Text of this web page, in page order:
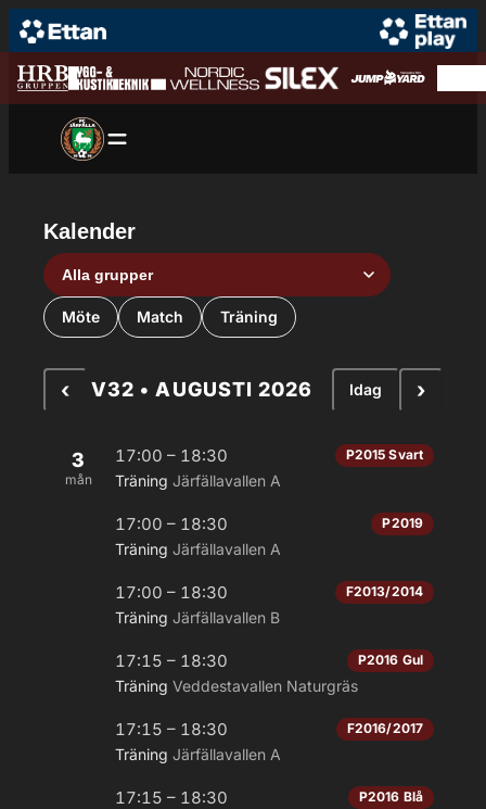
Hoppa till innehåll
Hoppa
till
innehåll
Kalender
Grupp
Aktivitetstyp
Möte Match Träning
‹ V32 • AUGUSTI 2026 Idag ›
3
mån
17:00 – 18:30 P2015 Svart
Träning Järfällavallen A
17:00 – 18:30 P2019
Träning Järfällavallen A
17:00 – 18:30 F2013/2014
Träning Järfällavallen B
17:15 – 18:30 P2016 Gul
Träning Veddestavallen Naturgräs
17:15 – 18:30 F2016/2017
Träning Järfällavallen A
17:15 – 18:30 P2016 Blå